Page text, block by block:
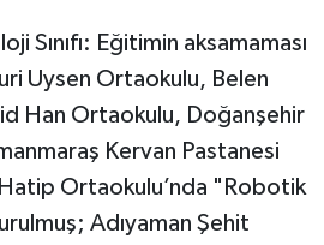
Sınıfı: Eğitimin aksamaması
Uysen Ortaokulu, Belen
Han Ortaokulu, Doğanşehir
Kervan Pastanesi
Ortaokulu’nda "Robotik
Adıyaman Şehit